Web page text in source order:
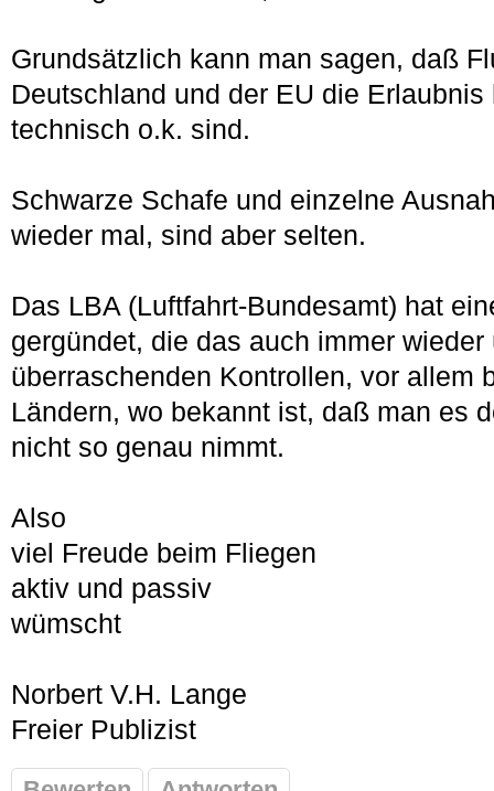
Grundsätzlich kann man sagen, daß
Deutschland und der EU die
technisch o.k. sind.
Schwarze Schafe und einzelne
wieder mal, sind aber selten.
Das LBA (Luftfahrt-Bundesamt) hat
gergündet, die das auch immer wieder
überraschenden Kontrollen, vor allem
Ländern, wo bekannt ist, daß man es
nicht so genau nimmt.
Also
viel Freude beim Fliegen
aktiv und passiv
wümscht
Norbert V.H. Lange
Freier Publizist